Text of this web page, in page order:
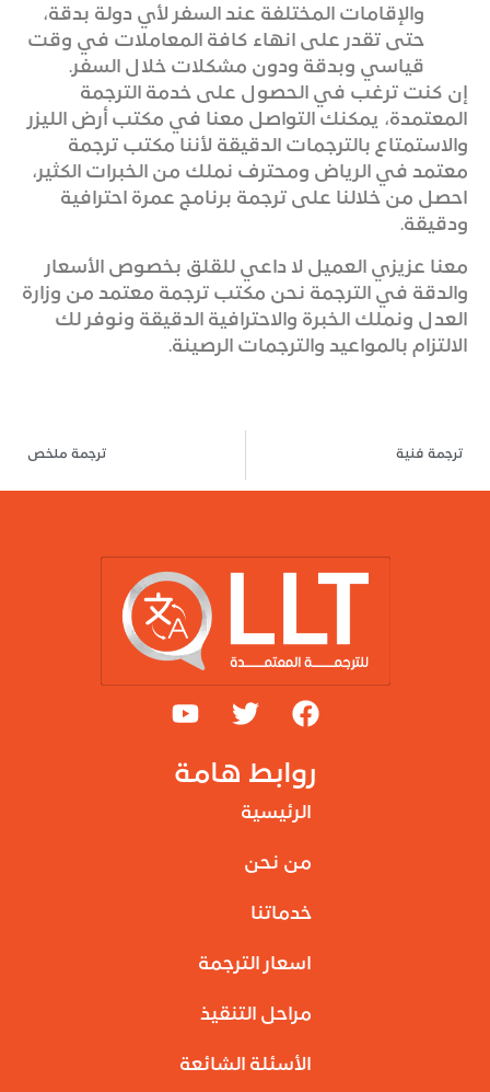
والإقامات المختلفة عند السفر لأي دولة بدقة،
حتى تقدر على انهاء كافة المعاملات في وقت
قياسي وبدقة ودون مشكلات خلال السفر.
إن كنت ترغب في الحصول على خدمة الترجمة
المعتمدة، يمكنك التواصل معنا في مكتب أرض الليزر
والاستمتاع بالترجمات الدقيقة لأننا مكتب ترجمة
معتمد في الرياض ومحترف نملك من الخبرات الكثير،
احصل من خلالنا على ترجمة برنامج عمرة احترافية
ودقيقة.
معنا عزيزي العميل لا داعي للقلق بخصوص الأسعار
والدقة في الترجمة نحن مكتب ترجمة معتمد من وزارة
العدل ونملك الخبرة والاحترافية الدقيقة ونوفر لك
الالتزام بالمواعيد والترجمات الرصينة.
ترجمة فنية ترجمة ملخص
روابط هامة
الرئيسية
من نحن
خدماتنا
اسعار الترجمة
مراحل التنقيذ
الأسئلة الشائعة